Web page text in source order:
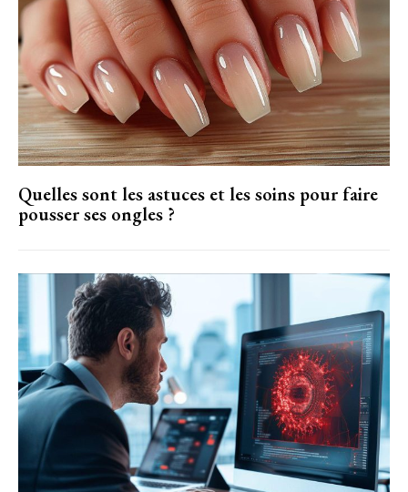
Quelles sont les astuces et les soins pour faire
pousser ses ongles ?